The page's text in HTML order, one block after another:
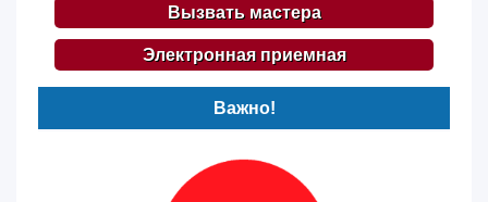
Вызвать мастера
Электронная приемная
Важно!